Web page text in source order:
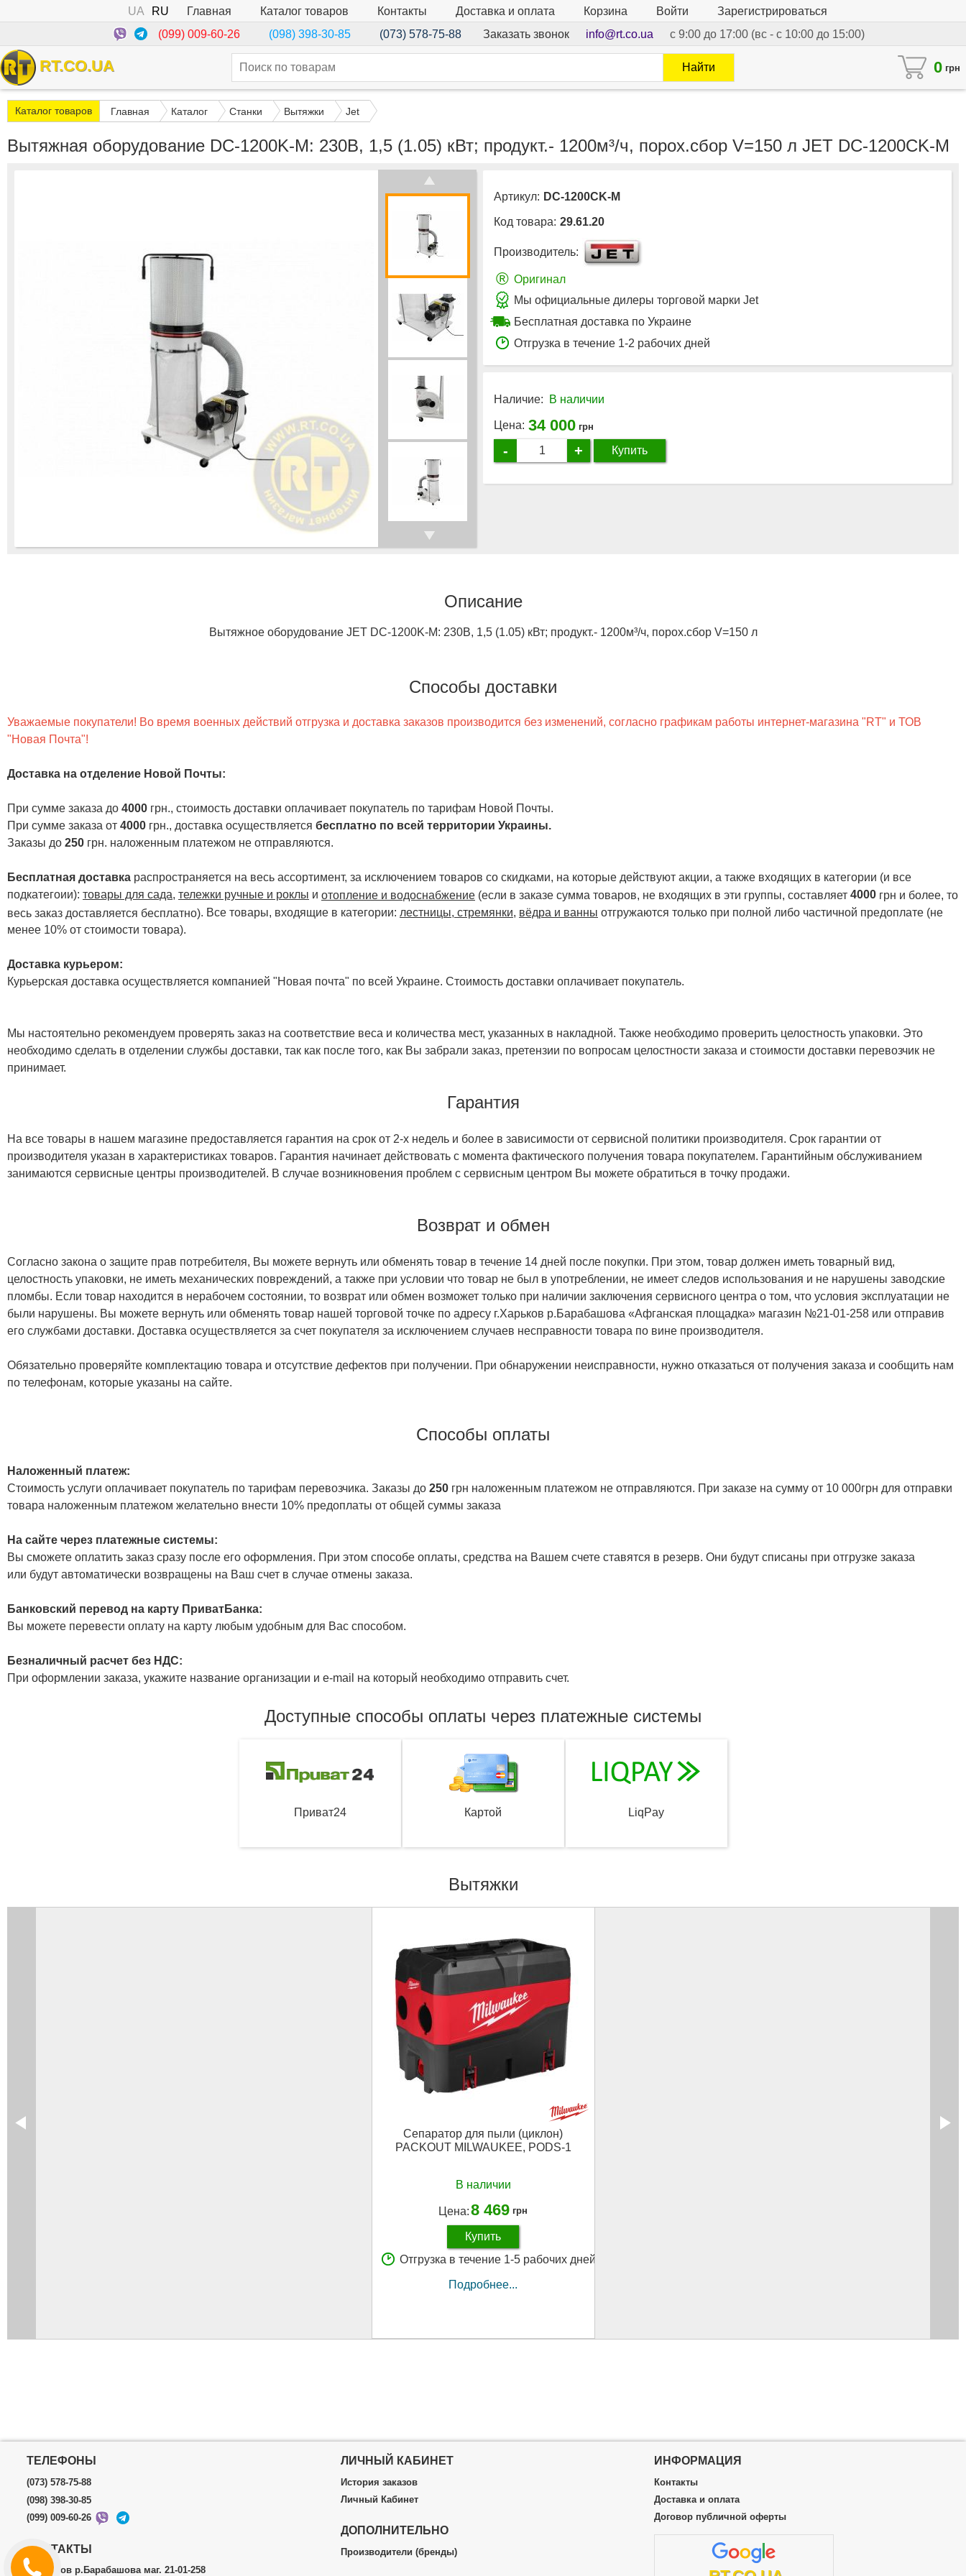
UA RU Главная Каталог товаров Контакты Доставка и оплата Корзина Войти
Зарегистрироваться
(099) 009-60-26
(098) 398-30-85 (073) 578-75-88 Заказать звонок info@rt.co.ua с 9:00 до 17:00 (вс - с 10:00 до 15:00)
RT.CO.UA 0 грн
Найти
Каталог товаров Главная Каталог Станки Вытяжки Jet
Вытяжная оборудование DC-1200K-M: 230В, 1,5 (1.05) кВт; продукт.- 1200м³/ч, порох.сбор V=150 л JET DC-1200CK-M
Артикул: DC-1200CK-M
Код товара: 29.61.20
Производитель:
® Оригинал
Мы официальные дилеры торговой марки Jet
Бесплатная доставка по Украине
Отгрузка в течение 1-2 рабочих дней
Наличие: В наличии
Цена: 34 000 грн
- + Купить
Описание
Вытяжное оборудование JET DC-1200K-M: 230В, 1,5 (1.05) кВт; продукт.- 1200м³/ч, порох.сбор V=150 л
Способы доставки
Уважаемые покупатели! Во время военных действий отгрузка и доставка заказов производится без изменений, согласно графикам работы интернет-магазина "RT" и ТОВ
"Новая Почта"!
Доставка на отделение Новой Почты:
При сумме заказа до 4000 грн., стоимость доставки оплачивает покупатель по тарифам Новой Почты.
При сумме заказа от 4000 грн., доставка осуществляется бесплатно по всей территории Украины.
Заказы до 250 грн. наложенным платежом не отправляются.
Бесплатная доставка распространяется на весь ассортимент, за исключением товаров со скидками, на которые действуют акции, а также входящих в категории (и все
подкатегоии): товары для сада, тележки ручные и роклы и отопление и водоснабжение (если в заказе сумма товаров, не входящих в эти группы, составляет 4000 грн и более, то
весь заказ доставляется бесплатно). Все товары, входящие в категории: лестницы, стремянки, вёдра и ванны отгружаются только при полной либо частичной предоплате (не
менее 10% от стоимости товара).
Доставка курьером:
Курьерская доставка осуществляется компанией "Новая почта" по всей Украине. Стоимость доставки оплачивает покупатель.
Мы настоятельно рекомендуем проверять заказ на соответствие веса и количества мест, указанных в накладной. Также необходимо проверить целостность упаковки. Это
необходимо сделать в отделении службы доставки, так как после того, как Вы забрали заказ, претензии по вопросам целостности заказа и стоимости доставки перевозчик не
принимает.
Гарантия
На все товары в нашем магазине предоставляется гарантия на срок от 2-х недель и более в зависимости от сервисной политики производителя. Срок гарантии от
производителя указан в характеристиках товаров. Гарантия начинает действовать с момента фактического получения товара покупателем. Гарантийным обслуживанием
занимаются сервисные центры производителей. В случае возникновения проблем с сервисным центром Вы можете обратиться в точку продажи.
Возврат и обмен
Согласно закона о защите прав потребителя, Вы можете вернуть или обменять товар в течение 14 дней после покупки. При этом, товар должен иметь товарный вид,
целостность упаковки, не иметь механических повреждений, а также при условии что товар не был в употреблении, не имеет следов использования и не нарушены заводские
пломбы. Если товар находится в нерабочем состоянии, то возврат или обмен возможет только при наличии заключения сервисного центра о том, что условия эксплуатации не
были нарушены. Вы можете вернуть или обменять товар нашей торговой точке по адресу г.Харьков р.Барабашова «Афганская площадка» магазин №21-01-258 или отправив
его службами доставки. Доставка осуществляется за счет покупателя за исключением случаев несправности товара по вине производителя.
Обязательно проверяйте комплектацию товара и отсутствие дефектов при получении. При обнаружении неисправности, нужно отказаться от получения заказа и сообщить нам
по телефонам, которые указаны на сайте.
Способы оплаты
Наложенный платеж:
Стоимость услуги оплачивает покупатель по тарифам перевозчика. Заказы до 250 грн наложенным платежом не отправляются. При заказе на сумму от 10 000грн для отправки
товара наложенным платежом желательно внести 10% предоплаты от общей суммы заказа
На сайте через платежные системы:
Вы сможете оплатить заказ сразу после его оформления. При этом способе оплаты, средства на Вашем счете ставятся в резерв. Они будут списаны при отгрузке заказа
или будут автоматически возвращены на Ваш счет в случае отмены заказа.
Банковский перевод на карту ПриватБанка:
Вы можете перевести оплату на карту любым удобным для Вас способом.
Безналичный расчет без НДС:
При оформлении заказа, укажите название организации и e-mail на который необходимо отправить счет.
Доступные способы оплаты через платежные системы
Приват24 Картой LiqPay
Вытяжки
Сепаратор для пыли (циклон)
PACKOUT MILWAUKEE, PODS-1
В наличии
Цена:8 469 грн
Купить
Отгрузка в течение 1-5 рабочих дней
Подробнее...
ТЕЛЕФОНЫ
(073) 578-75-88
(098) 398-30-85
(099) 009-60-26
КОНТАКТЫ
г.Харьков р.Барабашова маг. 21-01-258
ЛИЧНЫЙ КАБИНЕТ
История заказов
Личный Кабинет
ДОПОЛНИТЕЛЬНО
Производители (бренды)
ИНФОРМАЦИЯ
Контакты
Доставка и оплата
Договор публичной оферты